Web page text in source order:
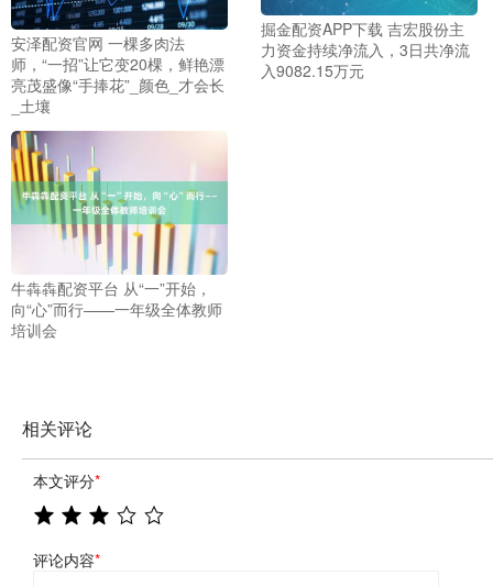
安泽配资官网 一棵多肉法
师，“一招”让它变20棵，鲜艳漂
亮茂盛像“手捧花”_颜色_才会长
_土壤
掘金配资APP下载 吉宏股份主
力资金持续净流入，3日共净流
入9082.15万元
牛犇犇配资平台 从“一”开始，
向“心”而行——一年级全体教师
培训会
相关评论
本文评分*
评论内容*